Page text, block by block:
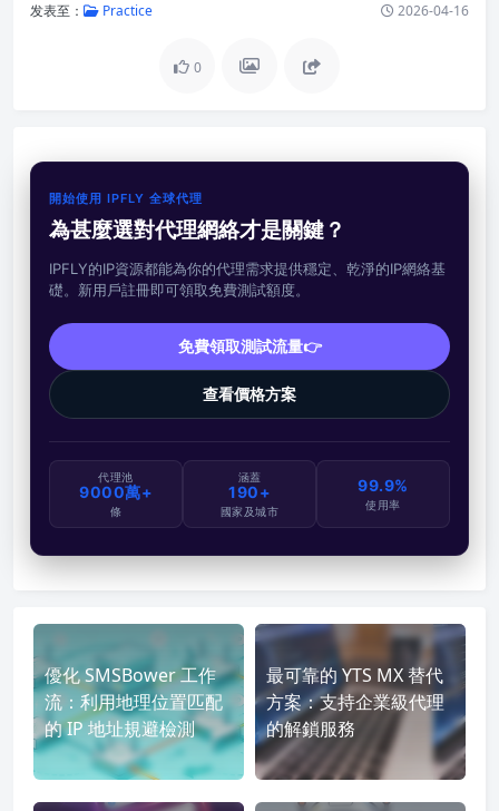
发表至： Practice 2026-04-16
0
開始使用 IPFLY 全球代理
為甚麼選對代理網絡才是關鍵？
IPFLY的IP資源都能為你的代理需求提供穩定、乾淨的IP網絡基
礎。新用戶註冊即可領取免費測試額度。
免費領取測試流量👉
查看價格方案
代理池
9000萬+
條
涵蓋
190+
國家及城市
99.9%
使用率
優化 SMSBower 工作
流：利用地理位置匹配
的 IP 地址規避檢測
最可靠的 YTS MX 替代
方案：支持企業級代理
的解鎖服務